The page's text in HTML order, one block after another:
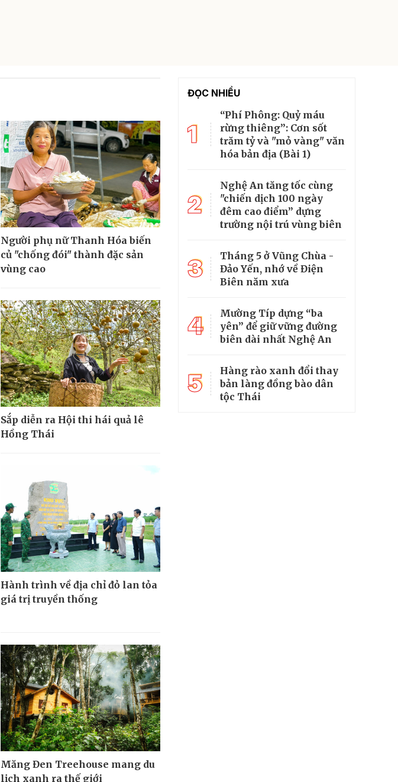
Người phụ nữ Thanh Hóa biến
củ "chống đói" thành đặc sản
vùng cao
Sắp diễn ra Hội thi hái quả lê
Hồng Thái
Hành trình về địa chỉ đỏ lan tỏa
giá trị truyền thống
Măng Đen Treehouse mang du
lịch xanh ra thế giới
ĐỌC NHIỀU
1
“Phí Phông: Quỷ máu
rừng thiêng”: Cơn sốt
trăm tỷ và "mỏ vàng" văn
hóa bản địa (Bài 1)
2
Nghệ An tăng tốc cùng
"chiến dịch 100 ngày
đêm cao điểm” dựng
trường nội trú vùng biên
3
Tháng 5 ở Vũng Chùa -
Đảo Yến, nhớ về Điện
Biên năm xưa
4
Mường Típ dựng “ba
yên” để giữ vững đường
biên dài nhất Nghệ An
5
Hàng rào xanh đổi thay
bản làng đồng bào dân
tộc Thái